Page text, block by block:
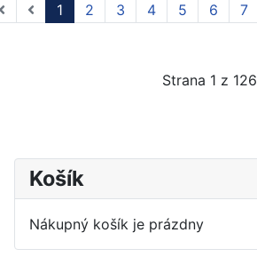
1 2 3 4 5 6 7
Strana 1 z 126
Košík
Nákupný košík je prázdny